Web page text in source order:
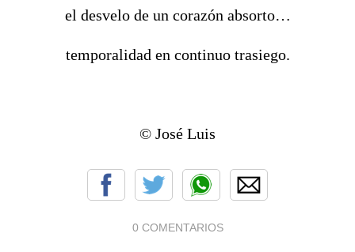
el desvelo de un corazón absorto…
temporalidad en continuo trasiego.
© José Luis
0 COMENTARIOS